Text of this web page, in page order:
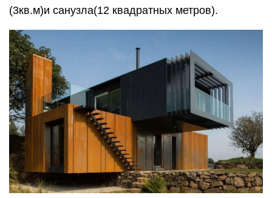
(3кв.м)и санузла(12 квадратных метров).